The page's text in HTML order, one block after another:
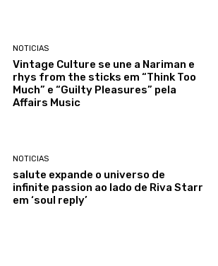
NOTICIAS
Vintage Culture se une a Nariman e
rhys from the sticks em “Think Too
Much” e “Guilty Pleasures” pela
Affairs Music
NOTICIAS
salute expande o universo de
infinite passion ao lado de Riva Starr
em ‘soul reply’